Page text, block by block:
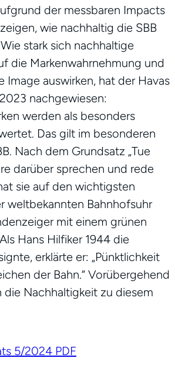
der messbaren Impacts
wie nachhaltig die SBB
stark sich nachhaltige
die Markenwahrnehmung und
Image auswirken, hat der Havas
nachgewiesen:
werden als besonders
Das gilt im besonderen
Nach dem Grundsatz „Tue
darüber sprechen und rede
sie auf den wichtigsten
weltbekannten Bahnhofsuhr
mit einem grünen
Hans Hilfiker 1944 die
erklärte er: „Pünktlichkeit
der Bahn.“ Vorübergehend
die Nachhaltigkeit zu diesem
5/2024 PDF